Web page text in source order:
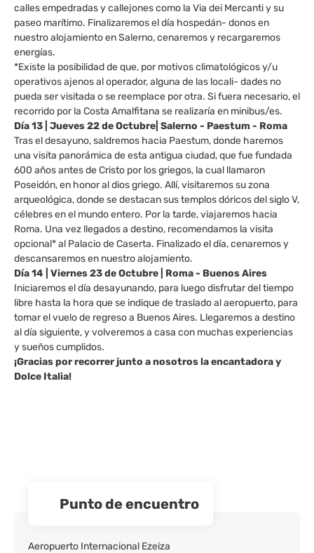
calles empedradas y callejones como la Via dei Mercanti y su
paseo marítimo. Finalizaremos el día hospedán- donos en
nuestro alojamiento en Salerno, cenaremos y recargaremos
energías.
*Existe la posibilidad de que, por motivos climatológicos y/u
operativos ajenos al operador, alguna de las locali- dades no
pueda ser visitada o se reemplace por otra. Si fuera necesario, el
recorrido por la Costa Amalfitana se realizaría en minibus/es.
Día 13 | Jueves 22 de Octubre| Salerno - Paestum - Roma
Tras el desayuno, saldremos hacia Paestum, donde haremos
una visita panorámica de esta antigua ciudad, que fue fundada
600 años antes de Cristo por los griegos, la cual llamaron
Poseidón, en honor al dios griego. Allí, visitaremos su zona
arqueológica, donde se destacan sus templos dóricos del siglo V,
célebres en el mundo entero. Por la tarde, viajaremos hacia
Roma. Una vez llegados a destino, recomendamos la visita
opcional* al Palacio de Caserta. Finalizado el día, cenaremos y
descansaremos en nuestro alojamiento.
Día 14 | Viernes 23 de Octubre | Roma - Buenos Aires
Iniciaremos el día desayunando, para luego disfrutar del tiempo
libre hasta la hora que se indique de traslado al aeropuerto, para
tomar el vuelo de regreso a Buenos Aires. Llegaremos a destino
al día siguiente, y volveremos a casa con muchas experiencias
y sueños cumplidos.
¡Gracias por recorrer junto a nosotros la encantadora y
Dolce Italia!
Punto de encuentro
Aeropuerto Internacional Ezeiza